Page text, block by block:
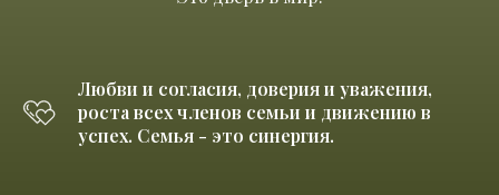
Любви и согласия, доверия и уважения,
роста всех членов семьи и движению в
успех. Семья - это синергия.